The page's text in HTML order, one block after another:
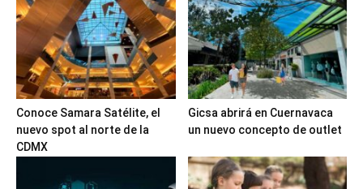
Conoce Samara Satélite, el
nuevo spot al norte de la
CDMX
Gicsa abrirá en Cuernavaca
un nuevo concepto de outlet